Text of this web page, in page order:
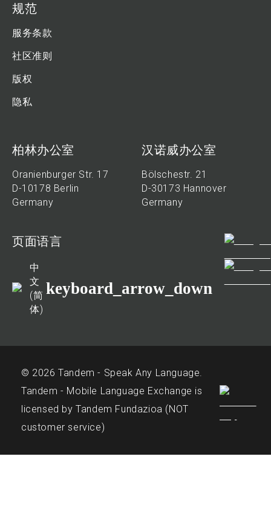
规范
服务条款
社区准则
版权
隐私
柏林办公室
Oranienburger Str. 17
D-10178 Berlin
Germany
汉诺威办公室
Bölschestr. 21
D-30173 Hannover
Germany
页面语言
中
文
(简
体)
keyboard_arrow_down
© 2026 Tandem - Speak Any Language.
Tandem - Mobile Language Exchange is
licensed by Tandem Fundazioa (NOT
customer service)